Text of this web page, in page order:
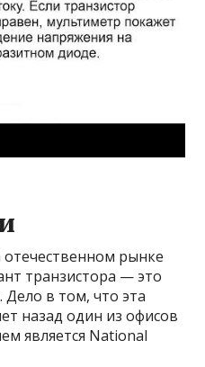
отечественном рынке
транзистора — это
в том, что эта
назад один из офисов
является National